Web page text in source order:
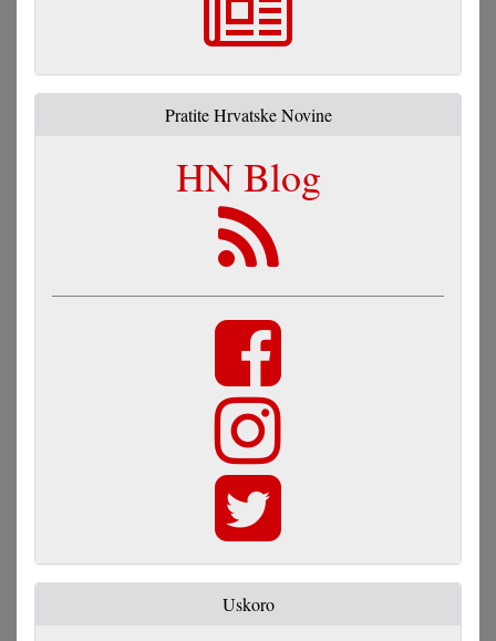
Pratite Hrvatske Novine
HN Blog
Uskoro